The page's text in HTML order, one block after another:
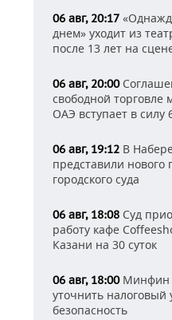
06 авг, 20:17
днем» уходит из
после 13 лет на
06 авг, 20:00
свободной торговле
ОАЭ вступает в силу
06 авг, 19:12 В
представили нового
городского суда
06 авг, 18:08 Суд
работу кафе
Казани на 30 суток
06 авг, 18:00Минфин
уточнить налоговый
безопасность